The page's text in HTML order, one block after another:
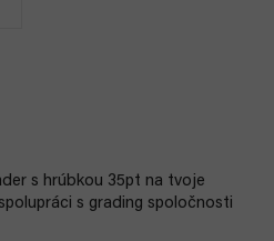
s hrúbkou 35pt na tvoje
s grading spoločnosti